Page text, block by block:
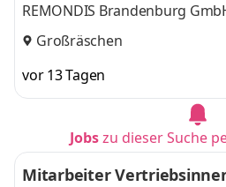
REMONDIS Brandenburg
Großräschen
vor 13 Tagen
Jobszu dieser Suche
Mitarbeiter